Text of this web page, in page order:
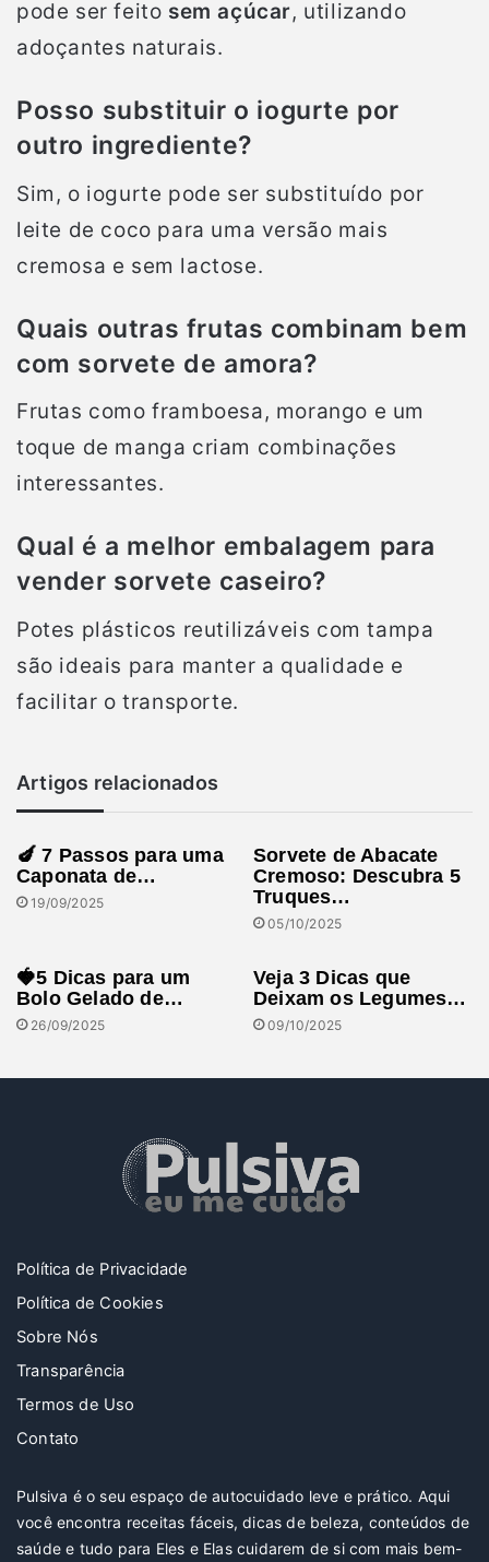
pode ser feito sem açúcar, utilizando
adoçantes naturais.
Posso substituir o iogurte por
outro ingrediente?
Sim, o iogurte pode ser substituído por
leite de coco para uma versão mais
cremosa e sem lactose.
Quais outras frutas combinam bem
com sorvete de amora?
Frutas como framboesa, morango e um
toque de manga criam combinações
interessantes.
Qual é a melhor embalagem para
vender sorvete caseiro?
Potes plásticos reutilizáveis com tampa
são ideais para manter a qualidade e
facilitar o transporte.
Artigos relacionados
🍆 7 Passos para uma
Caponata de…
19/09/2025
Sorvete de Abacate
Cremoso: Descubra 5
Truques…
05/10/2025
🍓5 Dicas para um
Bolo Gelado de…
26/09/2025
Veja 3 Dicas que
Deixam os Legumes…
09/10/2025
Política de Privacidade
Política de Cookies
Sobre Nós
Transparência
Termos de Uso
Contato
Pulsiva é o seu espaço de autocuidado leve e prático. Aqui
você encontra receitas fáceis, dicas de beleza, conteúdos de
saúde e tudo para Eles e Elas cuidarem de si com mais bem-